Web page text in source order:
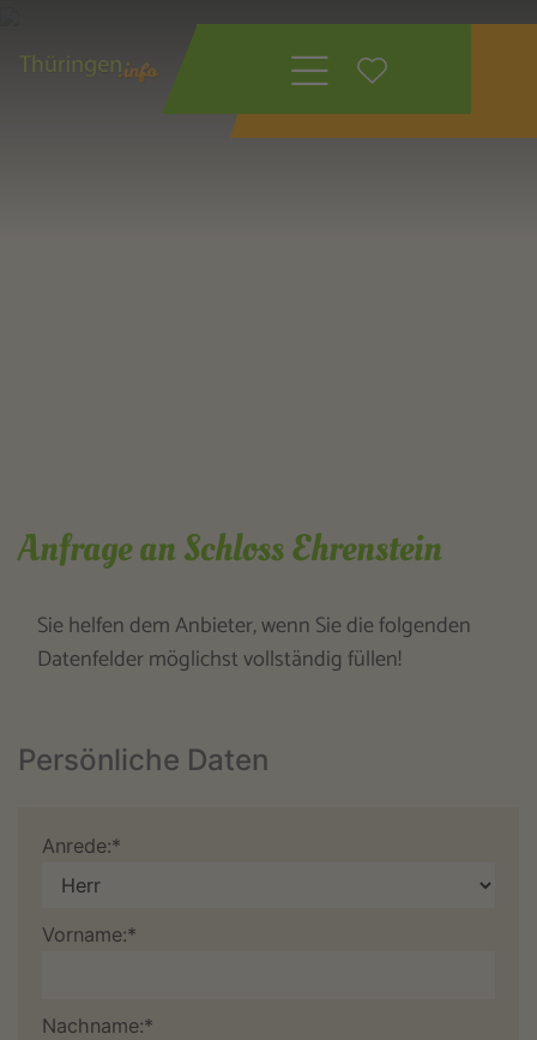
Wonach suchen
Anfrage an Schloss Ehrenstein
Sie helfen dem Anbieter, wenn Sie die folgenden
Datenfelder möglichst vollständig füllen!
Persönliche Daten
Anrede:*
Vorname:*
Nachname:*